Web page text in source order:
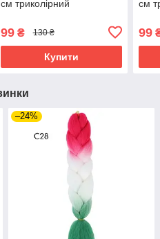
см триколірний
99₴ 130 ₴
Купити
см
99
–24%